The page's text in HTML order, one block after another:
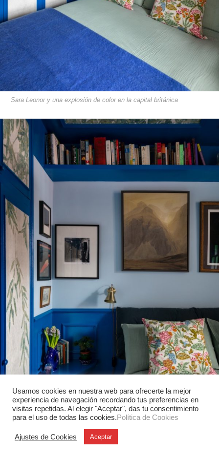
Sara Leonor y una explosión de color en la capital británica
Usamos cookies en nuestra web para ofrecerte la mejor
experiencia de navegación recordando tus preferencias en
visitas repetidas. Al elegir "Aceptar", das tu consentimiento
para el uso de todas las cookies.Política de Cookies
Ajustes de Cookies Aceptar